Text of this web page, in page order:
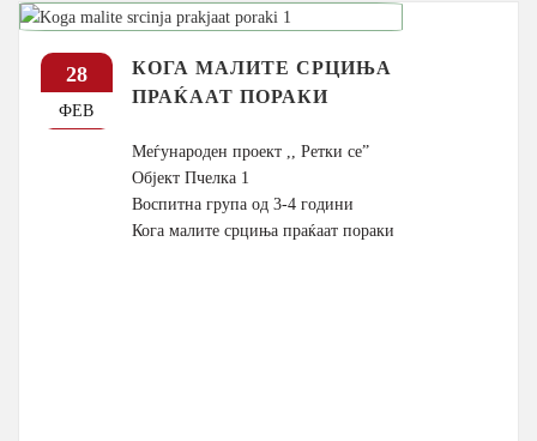
28
ФЕВ
КОГА МАЛИТЕ СРЦИЊА
ПРАЌААТ ПОРАКИ
Меѓународен проект ,, Ретки се”
Објект Пчелка 1
Воспитна група од 3-4 години
Кога малите срциња праќаат пораки